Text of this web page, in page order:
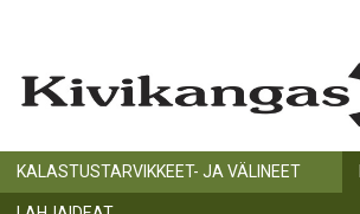
KALASTUSTARVIKKEET- JA VÄLINEET